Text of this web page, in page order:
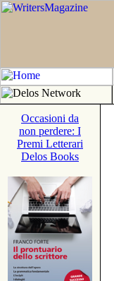
Occasioni da
non perdere: I
Premi Letterari
Delos Books